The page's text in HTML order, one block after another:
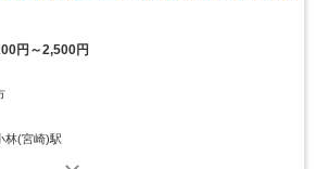
円～2,500円
林(宮崎)駅